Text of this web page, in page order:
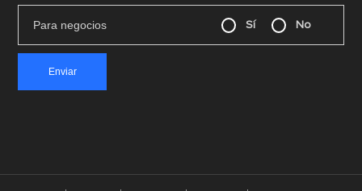
Para negocios Sí No